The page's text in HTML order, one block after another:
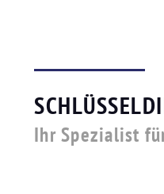
Ihr Spezialist